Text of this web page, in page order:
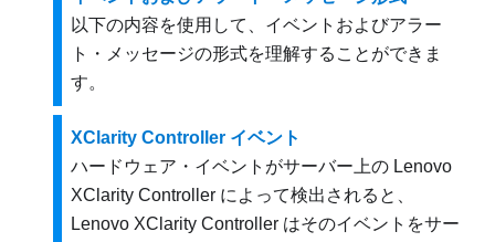
以下の内容を使用して、イベントおよびアラー
ト・メッセージの形式を理解することができま
す。
XClarity Controller イベント
ハードウェア・イベントがサーバー上の Lenovo
XClarity Controller によって検出されると、
Lenovo XClarity Controller はそのイベントをサー